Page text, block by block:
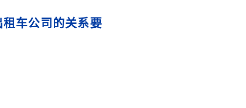
车公司的关系要